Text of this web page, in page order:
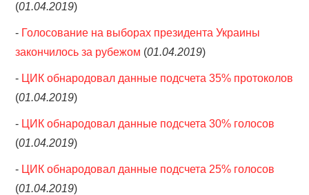
(01.04.2019)
- Голосование на выборах президента Украины
закончилось за рубежом (01.04.2019)
- ЦИК обнародовал данные подсчета 35% протоколов
(01.04.2019)
- ЦИК обнародовал данные подсчета 30% голосов
(01.04.2019)
- ЦИК обнародовал данные подсчета 25% голосов
(01.04.2019)